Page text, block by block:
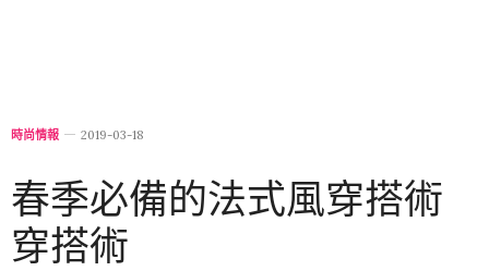
時尚情報 2019-03-18
春季必備的法式風穿搭術
穿搭術